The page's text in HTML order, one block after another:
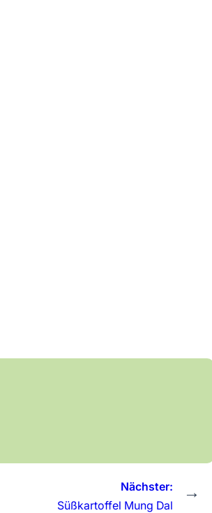
Nächster:
Süßkartoffel Mung Dal
→